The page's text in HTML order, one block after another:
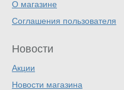
О магазине
Соглашения пользователя
Новости
Акции
Новости магазина